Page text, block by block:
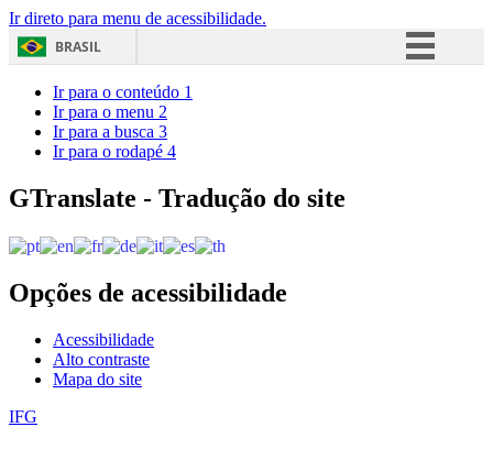
Ir direto para menu de acessibilidade.
BRASIL
Acesso à informação
Ir para o conteúdo 1
Ir para o menu 2
Ir para a busca 3
Ir para o rodapé 4
GTranslate - Tradução do site
Opções de acessibilidade
Acessibilidade
Alto contraste
Mapa do site
IFG